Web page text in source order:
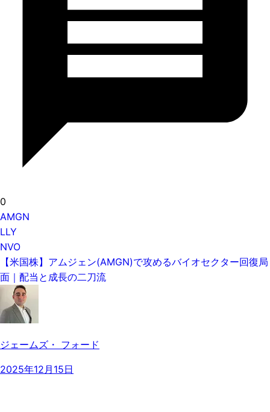
0
AMGN
LLY
NVO
【米国株】アムジェン(AMGN)で攻めるバイオセクター回復局
面｜配当と成長の二刀流
ジェームズ・ フォード
2025年12月15日